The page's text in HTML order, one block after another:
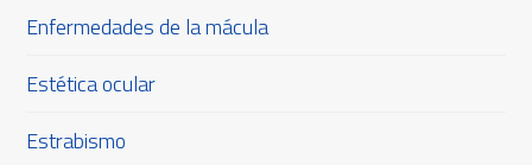
Enfermedades de la mácula
Estética ocular
Estrabismo